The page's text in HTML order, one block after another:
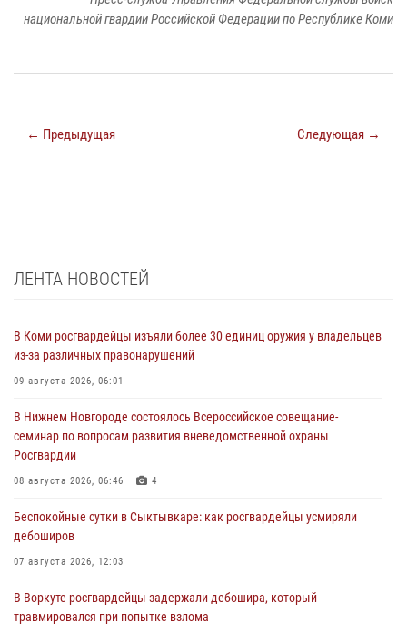
национальной гвардии Российской Федерации по Республике Коми
← Предыдущая Следующая →
ЛЕНТА НОВОСТЕЙ
В Коми росгвардейцы изъяли более 30 единиц оружия у владельцев
из-за различных правонарушений
09 августа 2026, 06:01
В Нижнем Новгороде состоялось Всероссийское совещание-
семинар по вопросам развития вневедомственной охраны
Росгвардии
08 августа 2026, 06:46 4
Беспокойные сутки в Сыктывкаре: как росгвардейцы усмиряли
дебоширов
07 августа 2026, 12:03
В Воркуте росгвардейцы задержали дебошира, который
травмировался при попытке взлома